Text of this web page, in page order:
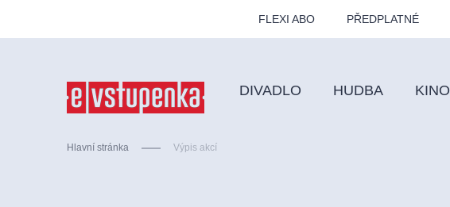
FLEXI ABO PŘEDPLATNÉ
DIVADLO HUDBA KINO
Hlavní stránka Výpis akcí